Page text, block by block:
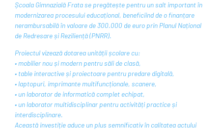
Școala Gimnazială Frata se pregătește pentru un salt important în
modernizarea procesului educațional, beneficiind de o finanțare
nerambursabilă în valoare de 300.000 de euro prin Planul Național
de Redresare și Reziliență (PNRR).
Proiectul vizează dotarea unității școlare cu:
• mobilier nou și modern pentru săli de clasă,
• table interactive și proiectoare pentru predare digitală,
• laptopuri, imprimante multifuncționale, scanere,
• un laborator de informatică complet echipat,
• un laborator multidisciplinar pentru activități practice și
interdisciplinare.
Această investiție aduce un plus semnificativ în calitatea actului